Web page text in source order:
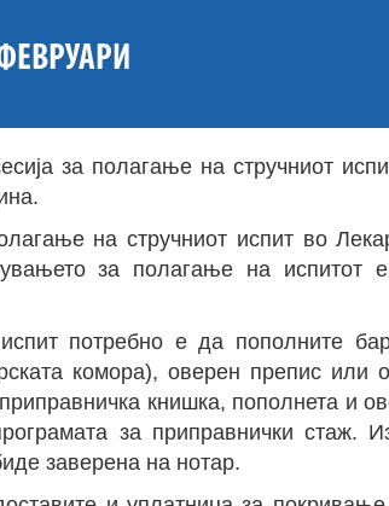
за полагање на стручниот
на стручниот испит во
за полагање на испитот
потребно е да пополните
комора), оверен препис или
книшка, пополнета и
за приправнички стаж.
заверена на нотар.